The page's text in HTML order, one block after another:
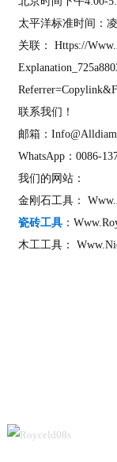
太平洋标准时间：
关联： Https://
联系我们！
邮箱：
WhatsApp：0086-
我们的网站：
金刚石工具：
瓷砖工具：
木工工具：